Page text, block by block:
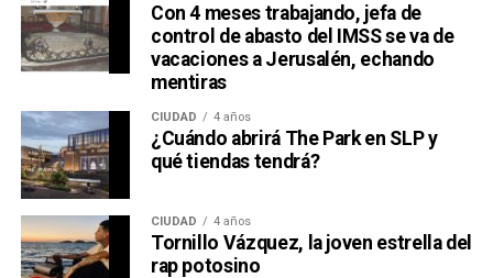
Con 4 meses trabajando, jefa de
control de abasto del IMSS se va de
vacaciones a Jerusalén, echando
mentiras
CIUDAD 4 años
¿Cuándo abrirá The Park en SLP y
qué tiendas tendrá?
CIUDAD 4 años
Tornillo Vázquez, la joven estrella del
rap potosino